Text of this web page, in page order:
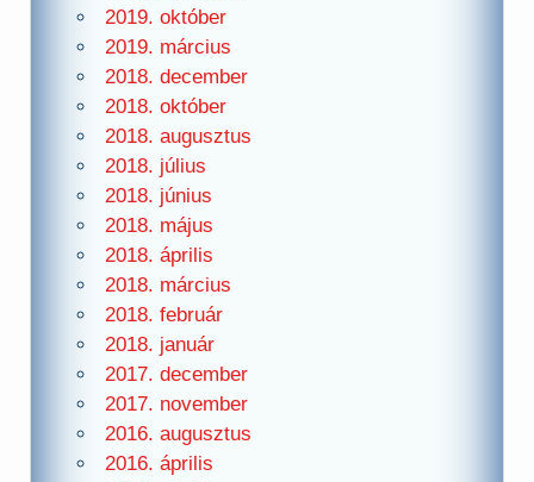
2019. október
2019. március
2018. december
2018. október
2018. augusztus
2018. július
2018. június
2018. május
2018. április
2018. március
2018. február
2018. január
2017. december
2017. november
2016. augusztus
2016. április